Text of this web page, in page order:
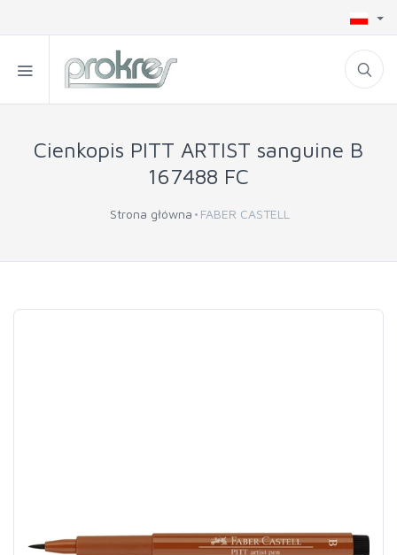
Cienkopis PITT ARTIST sanguine B
167488 FC
Strona główna FABER CASTELL